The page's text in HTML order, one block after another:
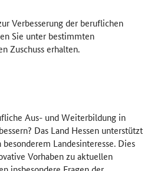
Verbesserung der beruflichen
Sie unter bestimmten
Zuschuss erhalten.
Aus- und Weiterbildung in
Das Land Hessen unterstützt
Landesinteresse. Dies
Vorhaben zu aktuellen